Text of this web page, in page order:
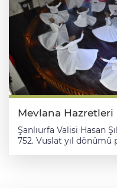
Mevlana Hazretleri
Şanlıurfa Valisi Hasan
752. Vuslat yıl dönümü